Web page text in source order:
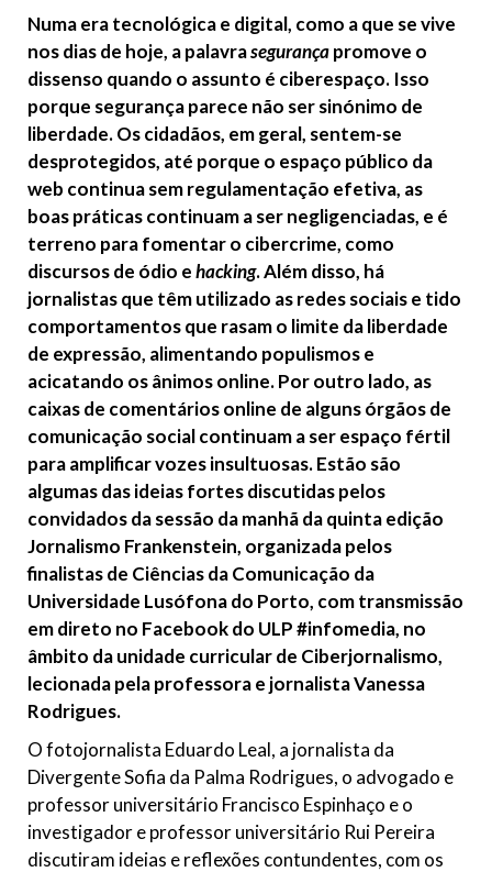
Numa era tecnológica e digital, como a que se vive
nos dias de hoje, a palavrasegurançapromove o
dissenso quando o assunto é ciberespaço. Isso
porque segurança parece não ser sinónimo de
liberdade. Os cidadãos, em geral, sentem-se
desprotegidos, até porque o espaço público da
web continua sem regulamentação efetiva, as
boas práticas continuam a ser negligenciadas, e é
terreno para fomentar o cibercrime, como
discursos de ódio ehacking. Além disso, há
jornalistas que têm utilizado as redes sociais e tido
comportamentos que rasam o limite da liberdade
de expressão, alimentando populismos e
acicatando os ânimos online. Por outro lado, as
caixas de comentários online de alguns órgãos de
comunicação social continuam a ser espaço fértil
para amplificar vozes insultuosas. Estão são
algumas das ideias fortes discutidas pelos
convidados da sessão da manhã da quinta edição
Jornalismo Frankenstein, organizada pelos
finalistas de Ciências da Comunicação da
Universidade Lusófona do Porto, com transmissão
em direto no Facebook do ULP #infomedia, no
âmbito da unidade curricular de Ciberjornalismo,
lecionada pela professora e jornalista Vanessa
Rodrigues.
O fotojornalista Eduardo Leal, a jornalista da
Divergente Sofia da Palma Rodrigues, o advogado e
professor universitário Francisco Espinhaço e o
investigador e professor universitário Rui Pereira
discutiram ideias e reflexões contundentes, com os